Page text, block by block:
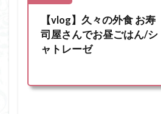
【vlog】久々の外食 お寿
司屋さんでお昼ごはん/シ
ャトレーゼ